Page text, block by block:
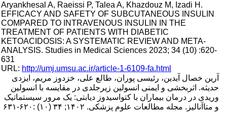
Aryankhesal A, Raeissi P, Talea A, Khazdouz M, Izadi H.
EFFICACY AND SAFETY OF SUBCUTANEOUS INSULIN
COMPARED TO INTRAVENOUS INSULIN IN THE
TREATMENT OF PATIENTS WITH DIABETIC
KETOACIDOSIS: A SYSTEMATIC REVIEW AND META-
ANALYSIS. Studies in Medical Sciences 2023; 34 (10) :620-
631
URL:http://umj.umsu.ac.ir/article-1-6109-fa.html
آرین خصال آیدین، رئیسی پوران، طالع علی، خزدوز مریم، ایزدی
حدیثه. اثربخشی و ایمنی انسولین زیرجلدی در مقایسه با انسولین
وریدی در درمان بیماران با کتواسیدوز دیابتی: یک مرور سیستماتیک
و متاآنالیز. مجله مطالعات علوم پزشکی. ۱۴۰۲; ۳۴ (۱۰) :۶۲۰-۶۳۱